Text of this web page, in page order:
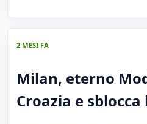
2 MESI FA
Milan, eterno
Croazia e